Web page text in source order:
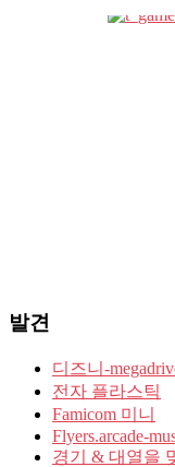
발견
디즈니-
전자 플라스틱
Famicom 미니
Flyers.arcade-
경기 & 대열을